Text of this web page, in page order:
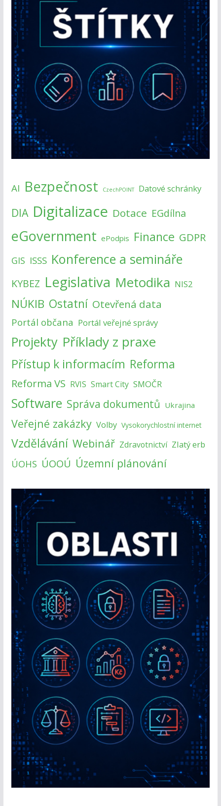
AI Bezpečnost CzechPOINT Datové schránky
DIA Digitalizace Dotace EGdílna
eGovernment ePodpis Finance GDPR
GIS ISSS Konference a semináře
KYBEZ Legislativa Metodika NIS2
NÚKIB Ostatní Otevřená data
Portál občana Portál veřejné správy
Projekty Příklady z praxe
Přístup k informacím Reforma
Reforma VS RVIS Smart City SMOČR
Software Správa dokumentů Ukrajina
Veřejné zakázky Volby Vysokorychlostní internet
Vzdělávání Webinář Zdravotnictví Zlatý erb
ÚOHS ÚOOÚ Územní plánování